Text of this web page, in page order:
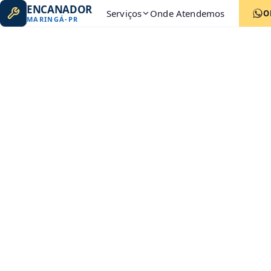
ENCANADOR
MARINGÁ- PR Serviços Onde Atendemos